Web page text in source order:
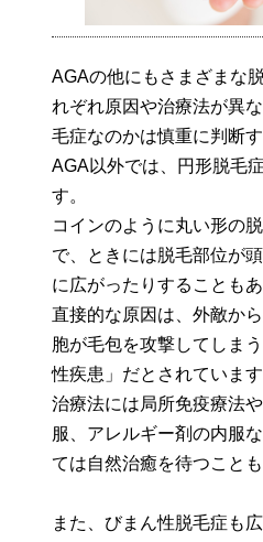
AGAの他にもさまざまな
れぞれ原因や治療法が異
毛症なのかは慎重に判断
AGA以外では、円形脱毛
す。
コインのように丸い形の
で、ときには脱毛部位が
に広がったりすることもあ
直接的な原因は、外敵か
胞が毛包を攻撃してしま
性疾患」だとされています
治療法には局所免疫療法
服、アレルギー剤の内服
ては自然治癒を待つことも
また、びまん性脱毛症も